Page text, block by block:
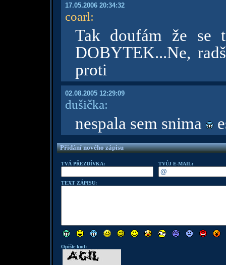
17.05.2006 20:34:32
coarl:
Tak doufám že se
DOBYTEK...Ne,
proti
02.08.2005 12:29:09
dušička:
nespala sem snima
Přidání nového zápisu
TVÁ PŘEZDÍVKA: TVŮJ E-MAIL:
TEXT ZÁPISU:
Opište kod: